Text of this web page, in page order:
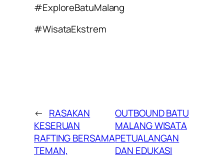
#ExploreBatuMalang
#WisataEkstrem
← RASAKAN
KESERUAN
RAFTING BERSAMA
TEMAN,
OUTBOUND BATU
MALANG WISATA
PETUALANGAN
DAN EDUKASI